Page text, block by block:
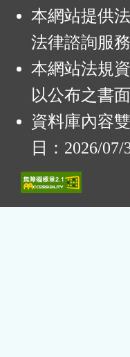
本網站提供
法律諮詢服務
本網站法規
以公布之書
資料庫內容
日：2026/07/